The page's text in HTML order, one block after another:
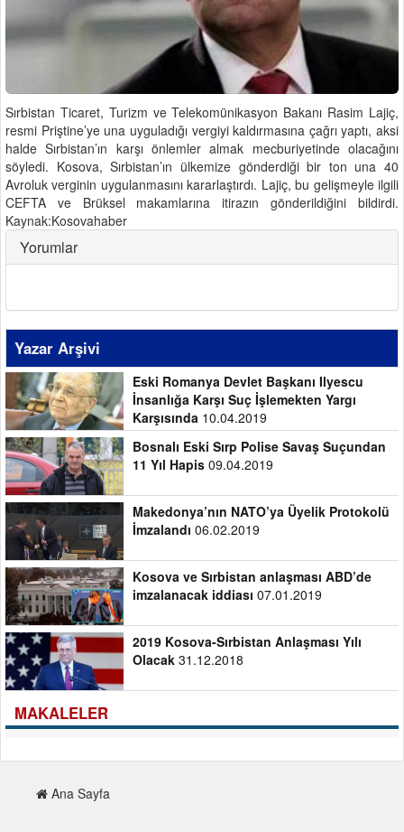
Sırbistan Ticaret, Turizm ve Telekomünikasyon Bakanı Rasim Lajiç,
resmi Priştine’ye una uyguladığı vergiyi kaldırmasına çağrı yaptı, aksi
halde Sırbistan’ın karşı önlemler almak mecburiyetinde olacağını
söyledi. Kosova, Sırbistan’ın ülkemize gönderdiği bir ton una 40
Avroluk verginin uygulanmasını kararlaştırdı. Lajiç, bu gelişmeyle ilgili
CEFTA ve Brüksel makamlarına itirazın gönderildiğini bildirdi.
Kaynak:Kosovahaber
Yorumlar
Yazar Arşivi
Eski Romanya Devlet Başkanı Ilyescu
İnsanlığa Karşı Suç İşlemekten Yargı
Karşısında 10.04.2019
Bosnalı Eski Sırp Polise Savaş Suçundan
11 Yıl Hapis09.04.2019
Makedonya’nın NATO’ya Üyelik Protokolü
İmzalandı 06.02.2019
Kosova ve Sırbistan anlaşması ABD’de
imzalanacak iddiası 07.01.2019
2019 Kosova-Sırbistan Anlaşması Yılı
Olacak31.12.2018
MAKALELER
Ana Sayfa